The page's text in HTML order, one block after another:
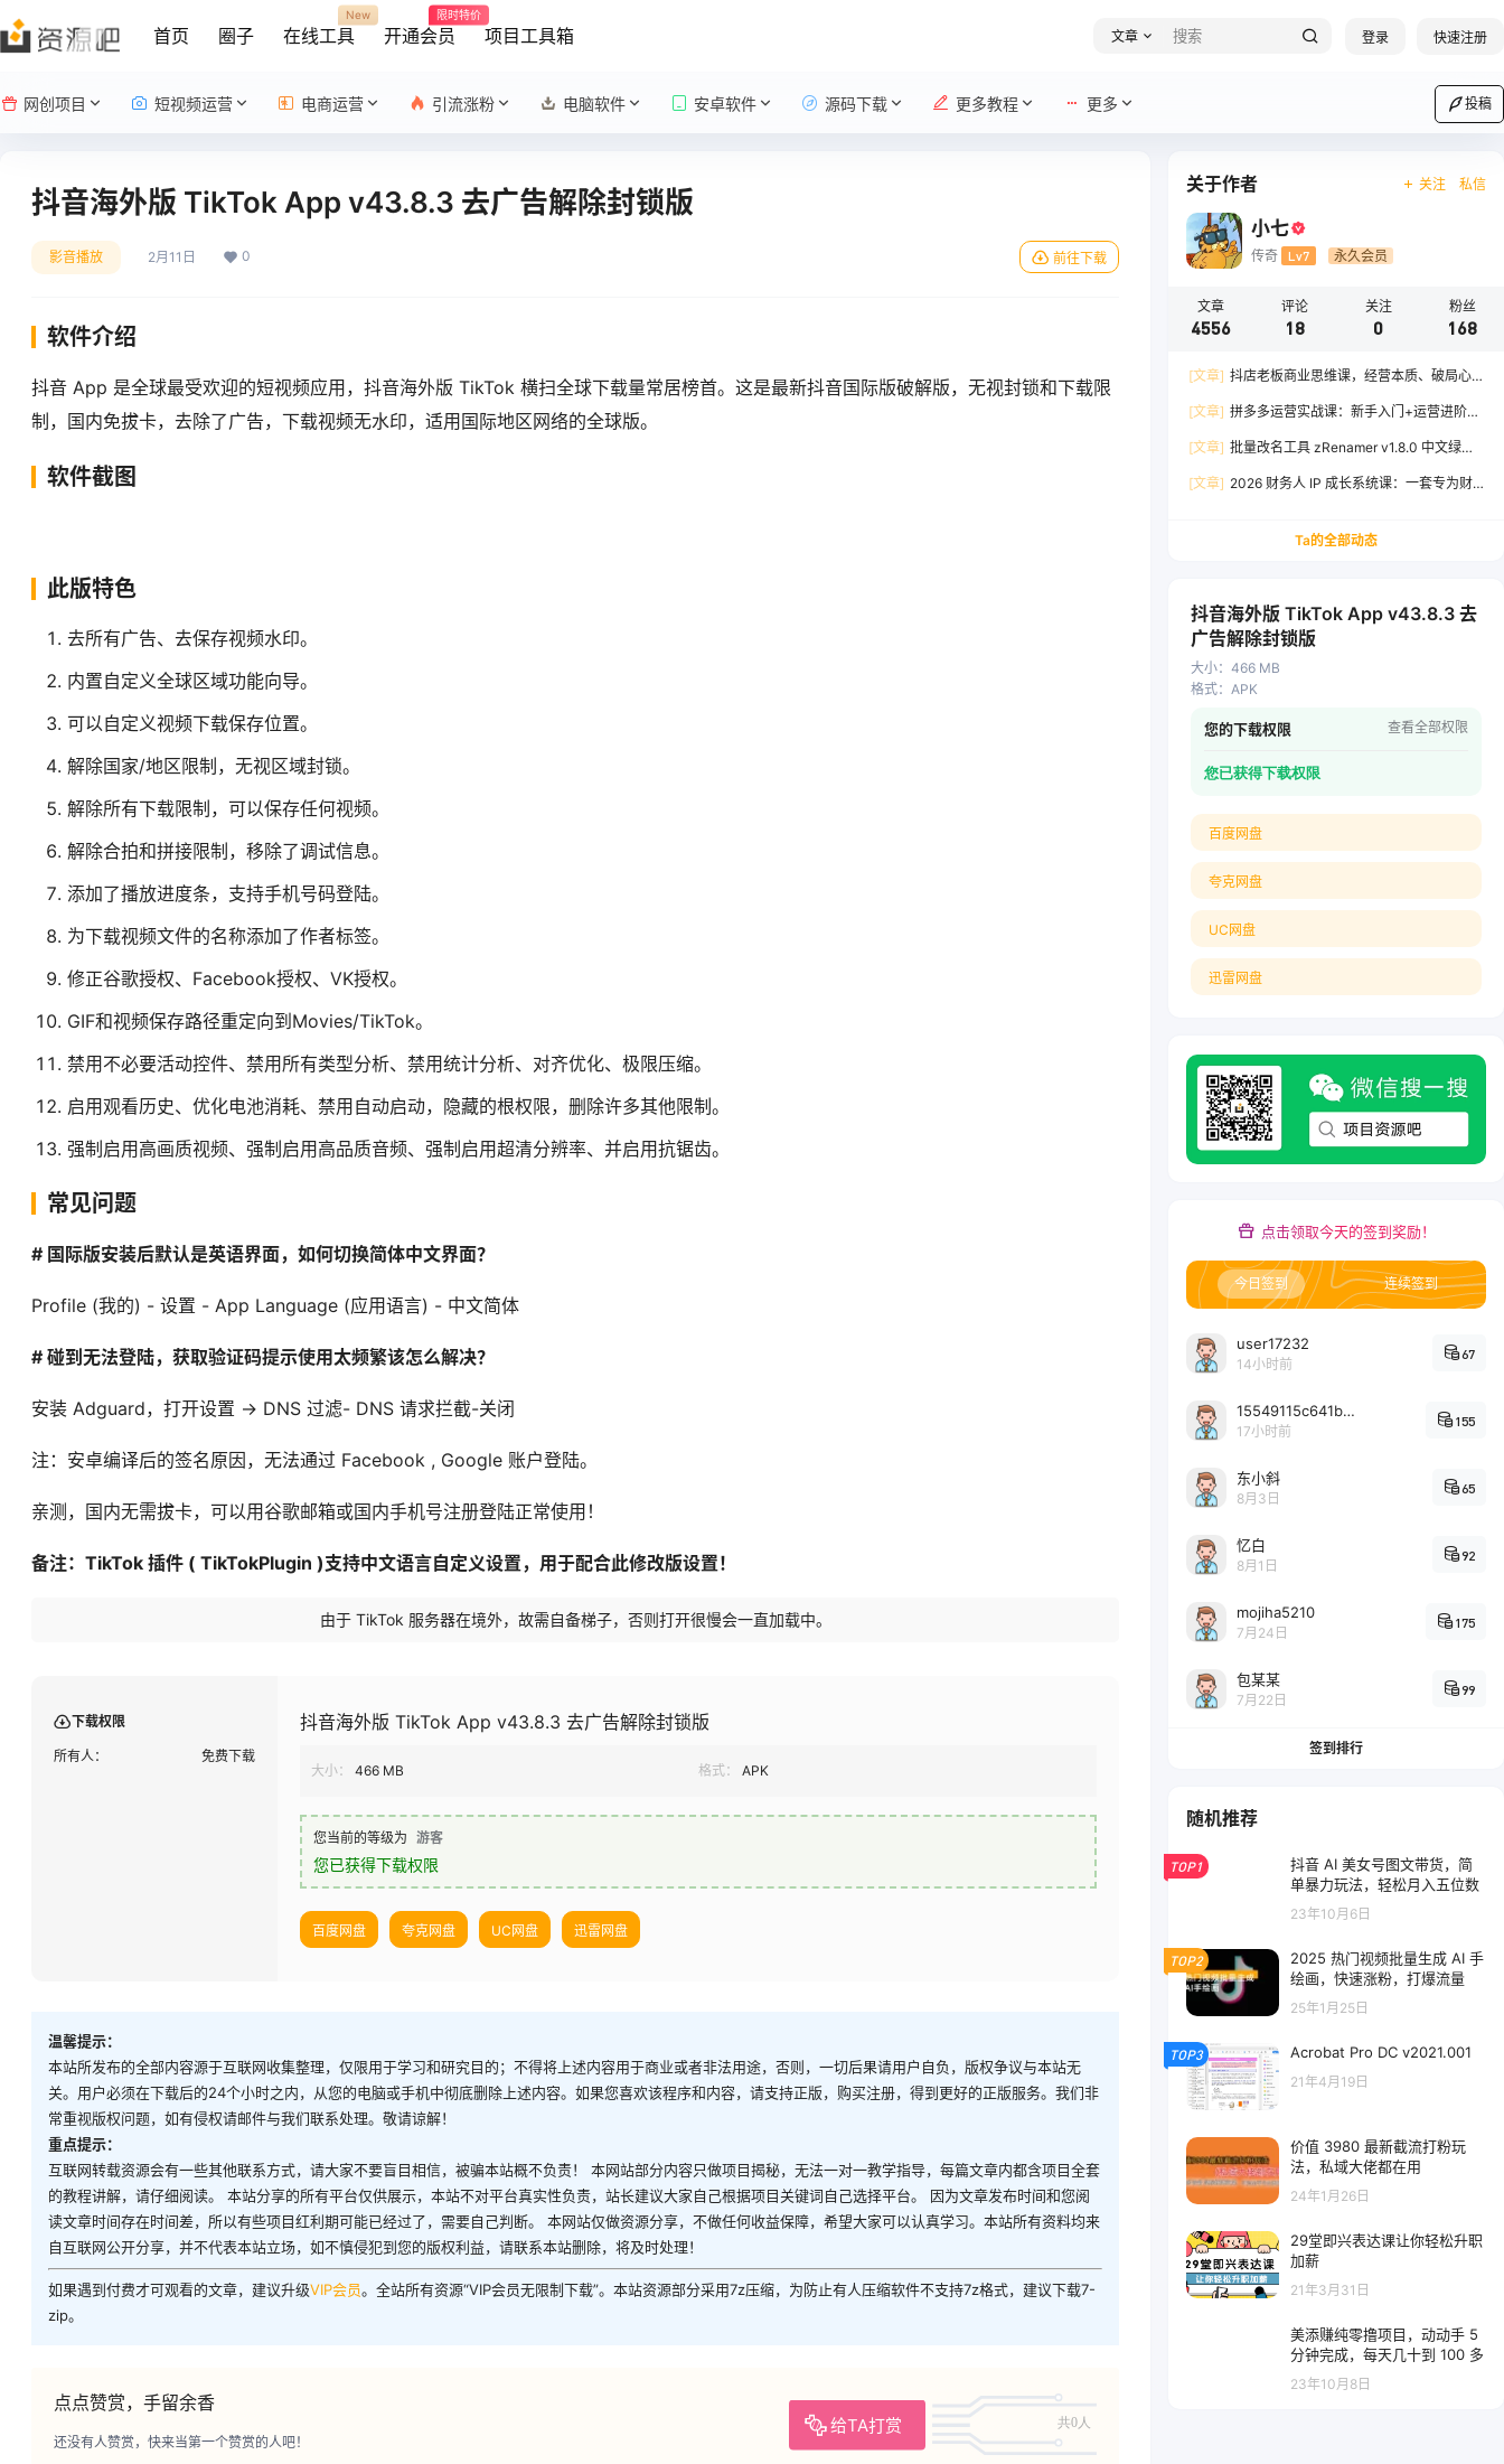
首页 圈子 在线工具
New
开通会员
限时特价
项目工具箱 文章 登录 快速注册
网创项目 短视频运营 电商运营 引流涨粉 电脑软件 安卓软件 源码下载 更多教程 更多 投稿
抖音海外版 TikTok App v43.8.3 去广告解除封锁版
影音播放 2月11日 0 前往下载
软件介绍
抖音 App 是全球最受欢迎的短视频应用，抖音海外版 TikTok 横扫全球下载量常居榜首。这是最新抖音国际版破解版，无视封锁和下载限
制，国内免拔卡，去除了广告，下载视频无水印，适用国际地区网络的全球版。
软件截图
此版特色
去所有广告、去保存视频水印。
内置自定义全球区域功能向导。
可以自定义视频下载保存位置。
解除国家/地区限制，无视区域封锁。
解除所有下载限制，可以保存任何视频。
解除合拍和拼接限制，移除了调试信息。
添加了播放进度条，支持手机号码登陆。
为下载视频文件的名称添加了作者标签。
修正谷歌授权、Facebook授权、VK授权。
GIF和视频保存路径重定向到Movies/TikTok。
禁用不必要活动控件、禁用所有类型分析、禁用统计分析、对齐优化、极限压缩。
启用观看历史、优化电池消耗、禁用自动启动，隐藏的根权限，删除许多其他限制。
强制启用高画质视频、强制启用高品质音频、强制启用超清分辨率、并启用抗锯齿。
常见问题
# 国际版安装后默认是英语界面，如何切换简体中文界面？
Profile (我的) - 设置 - App Language (应用语言) - 中文简体
# 碰到无法登陆，获取验证码提示使用太频繁该怎么解决？
安装 Adguard，打开设置 -> DNS 过滤- DNS 请求拦截-关闭
注：安卓编译后的签名原因，无法通过 Facebook , Google 账户登陆。
亲测，国内无需拔卡，可以用谷歌邮箱或国内手机号注册登陆正常使用！
备注：TikTok 插件 ( TikTokPlugin )支持中文语言自定义设置，用于配合此修改版设置！
由于 TikTok 服务器在境外，故需自备梯子，否则打开很慢会一直加载中。
下载权限
所有人： 免费下载
抖音海外版 TikTok App v43.8.3 去广告解除封锁版
大小： 466 MB 格式： APK
您当前的等级为 游客
您已获得下载权限
百度网盘 夸克网盘 UC网盘 迅雷网盘
温馨提示：
本站所发布的全部内容源于互联网收集整理，仅限用于学习和研究目的；不得将上述内容用于商业或者非法用途，否则，一切后果请用户自负，版权争议与本站无
关。用户必须在下载后的24个小时之内，从您的电脑或手机中彻底删除上述内容。如果您喜欢该程序和内容，请支持正版，购买注册，得到更好的正版服务。我们非
常重视版权问题，如有侵权请邮件与我们联系处理。敬请谅解！
重点提示：
互联网转载资源会有一些其他联系方式，请大家不要盲目相信，被骗本站概不负责！ 本网站部分内容只做项目揭秘，无法一对一教学指导，每篇文章内都含项目全套
的教程讲解，请仔细阅读。 本站分享的所有平台仅供展示，本站不对平台真实性负责，站长建议大家自己根据项目关键词自己选择平台。 因为文章发布时间和您阅
读文章时间存在时间差，所以有些项目红利期可能已经过了，需要自己判断。 本网站仅做资源分享，不做任何收益保障，希望大家可以认真学习。本站所有资料均来
自互联网公开分享，并不代表本站立场，如不慎侵犯到您的版权利益，请联系本站删除，将及时处理！
如果遇到付费才可观看的文章，建议升级VIP会员。全站所有资源“VIP会员无限制下载”。本站资源部分采用7z压缩，为防止有人压缩软件不支持7z格式，建议下载7-
zip。
点点赞赏，手留余香
给TA打赏 共0人
还没有人赞赏，快来当第一个赞赏的人吧！
关于作者 关注 私信
小七
传奇 Lv7 永久会员
文章
4556
评论
18
关注
0
粉丝
168
[文章] 抖店老板商业思维课，经营本质、破局心
增
[文章] 拼多多运营实战课：新手入门+运营进阶、
出百单
[文章] 批量改名工具 zRenamer v1.8.0 中文绿色
[文章] 2026 财务人 IP 成长系统课：一套专为财
Ta的全部动态
抖音海外版 TikTok App v43.8.3 去
广告解除封锁版
大小： 466 MB
格式： APK
您的下载权限 查看全部权限
您已获得下载权限
百度网盘
夸克网盘
UC网盘
迅雷网盘
点击领取今天的签到奖励！
今日签到 连续签到
user17232
14小时前
67
15549115c641bc6524e64d1d800349ec7396
17小时前
155
东小斜
8月3日
65
忆白
8月1日
92
mojiha5210
7月24日
175
包某某
7月22日
99
签到排行
随机推荐
TOP1
抖音 AI 美女号图文带货，简
单暴力玩法，轻松月入五位数
23年10月6日
TOP2
2025 热门视频批量生成 AI 手
绘画，快速涨粉，打爆流量
25年1月25日
TOP3 Acrobat Pro DC v2021.001
21年4月19日
价值 3980 最新截流打粉玩
法，私域大佬都在用
24年1月26日
29堂即兴表达课让你轻松升职
加薪
21年3月31日
美添赚纯零撸项目，动动手 5
分钟完成，每天几十到 100 多
23年10月8日